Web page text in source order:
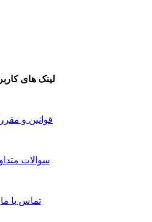
لینک های
قوانین و
سوالات
تماس با ما